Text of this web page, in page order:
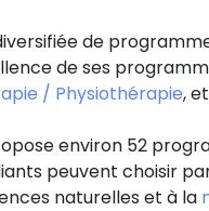
de
de ses
/ Physiothérapie,
environ 52
peuvent choisir
naturelles et à la